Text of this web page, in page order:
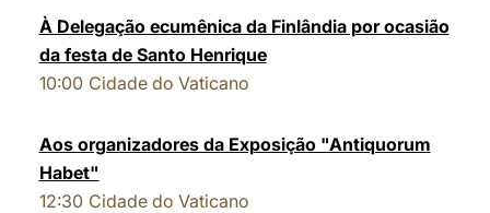
À Delegação ecumênica da Finlândia por ocasião
da festa de Santo Henrique
10:00 Cidade do Vaticano
Aos organizadores da Exposição "Antiquorum
Habet"
12:30 Cidade do Vaticano